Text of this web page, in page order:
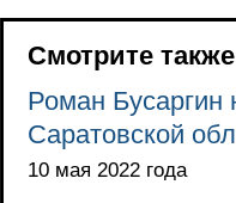
Смотрите
Роман Бусаргин
Саратовской
10 мая 2022 года